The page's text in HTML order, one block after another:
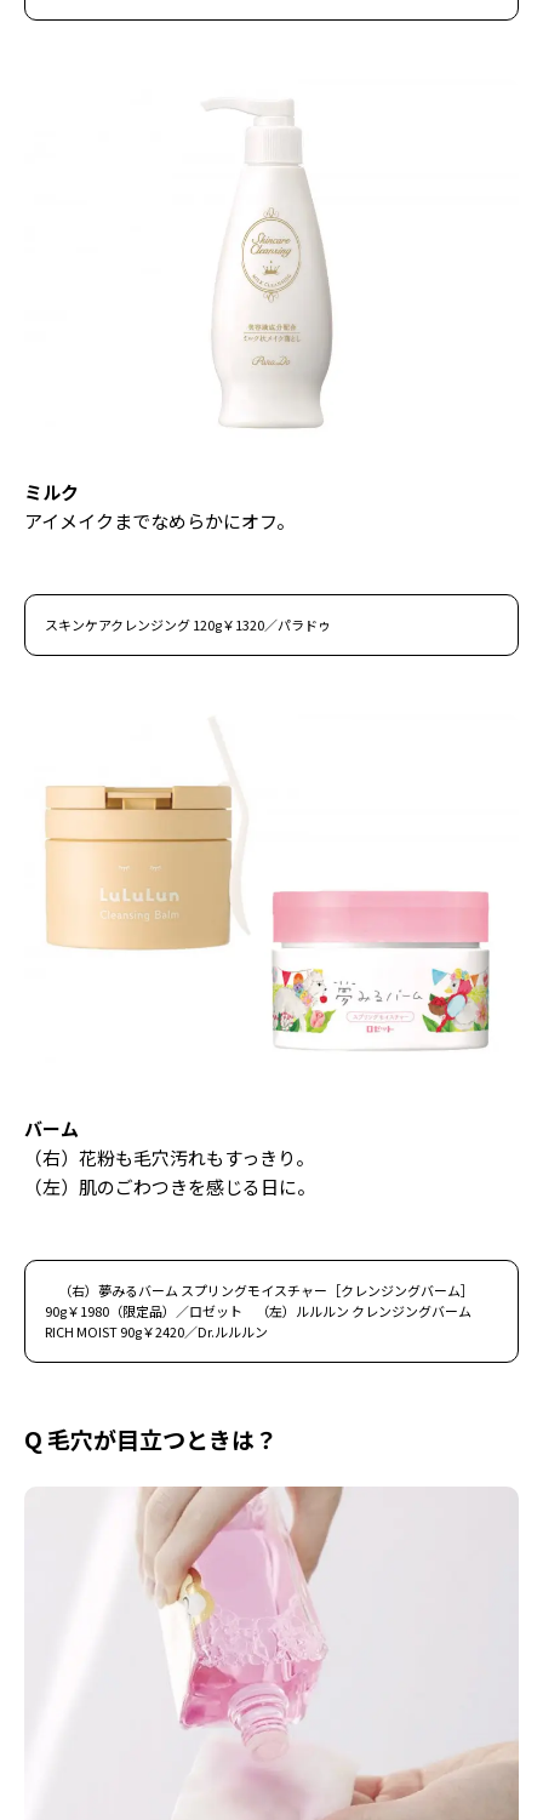
ミルク
アイメイクまでなめらかにオフ。
スキンケアクレンジング 120g￥1320／パラドゥ
バーム
（右）花粉も毛穴汚れもすっきり。
（左）肌のごわつきを感じる日に。
（右）夢みるバーム スプリングモイスチャー［クレンジングバーム］
90g￥1980（限定品）／ロゼット （左）ルルルン クレンジングバーム
RICH MOIST 90g￥2420／Dr.ルルルン
Q 毛穴が目立つときは？